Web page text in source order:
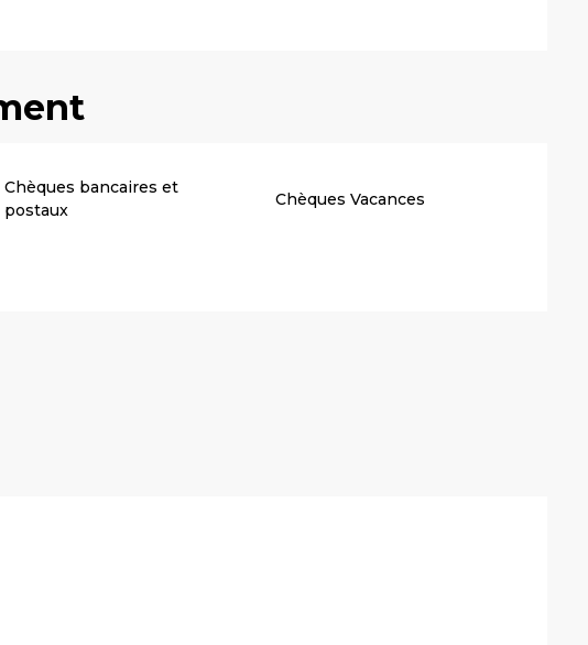
Chèques bancaires et
postaux
Chèques Vacances